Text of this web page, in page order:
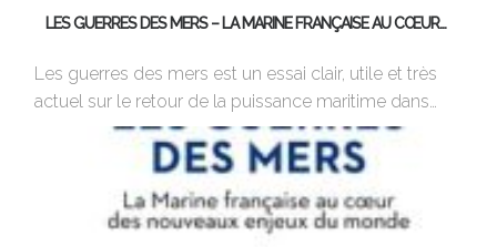
LES GUERRES DES MERS – LA MARINE FRANÇAISE AU CŒUR…
Les guerres des mers est un essai clair, utile et très
actuel sur le retour de la puissance maritime dans…